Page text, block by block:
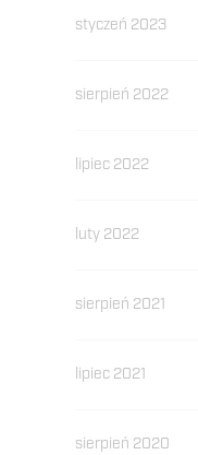
styczeń 2023
sierpień 2022
lipiec 2022
luty 2022
sierpień 2021
lipiec 2021
sierpień 2020